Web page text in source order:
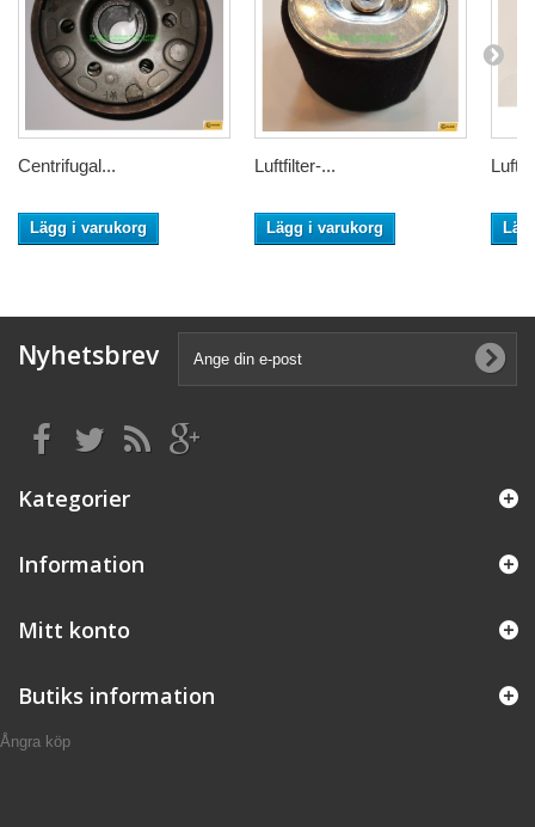
Centrifugal...
Lägg i varukorg
Luftfilter-...
Lägg i varukorg
Nyhetsbrev
Kategorier
Information
Mitt konto
Butiks information
Ångra köp